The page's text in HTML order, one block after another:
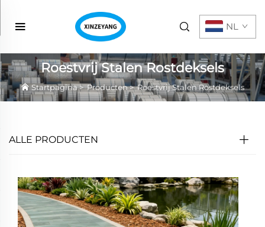
NL
Roestvrij Stalen Rostdeksels
Startpagina>Producten>Roestvrij Stalen Rostdeksels
ALLE PRODUCTEN